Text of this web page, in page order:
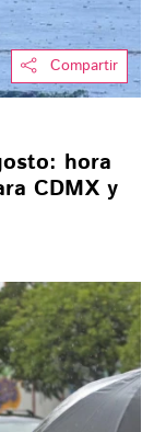
Compartir
hora
CDMX y